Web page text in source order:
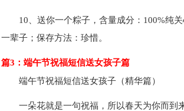
10、送你一个粽子，含量成分：100%纯
一辈子；保存方法：珍惜。
篇3：端午节祝福短信送女孩子篇
端午节祝福短信送女孩子（精华篇）
一朵花就是一句祝福，所以春天为你而到